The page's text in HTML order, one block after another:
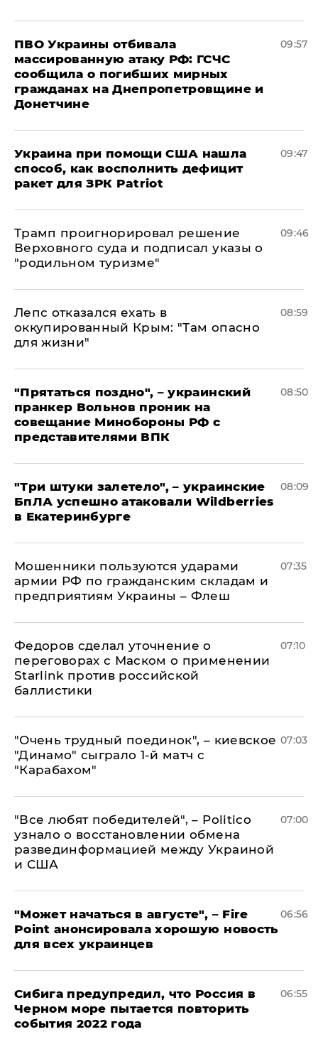
ПВО Украины отбивала
массированную атаку РФ: ГСЧС
сообщила о погибших мирных
гражданах на Днепропетровщине и
Донетчине
09:57
Украина при помощи США нашла
способ, как восполнить дефицит
ракет для ЗРК Patriot
09:47
Трамп проигнорировал решение
Верховного суда и подписал указы о
"родильном туризме"
09:46
Лепс отказался ехать в
оккупированный Крым: "Там опасно
для жизни"
08:59
"Прятаться поздно", – украинский
пранкер Вольнов проник на
совещание Минобороны РФ с
представителями ВПК
08:50
"Три штуки залетело", – украинские
БпЛА успешно атаковали Wildberries
в Екатеринбурге
08:09
Мошенники пользуются ударами
армии РФ по гражданским складам и
предприятиям Украины – Флеш
07:35
Федоров сделал уточнение о
переговорах с Маском о применении
Starlink против российской
баллистики
07:10
"Очень трудный поединок", – киевское
"Динамо" сыграло 1-й матч с
"Карабахом"
07:03
​"Все любят победителей", – Politico
узнало о восстановлении обмена
развединформацией между Украиной
и США
07:00
"Может начаться в августе", – Fire
Point анонсировала хорошую новость
для всех украинцев
06:56
Сибига предупредил, что Россия в
Черном море пытается повторить
события 2022 года
06:55